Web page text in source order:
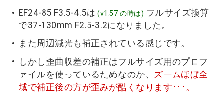
EF24-85 F3.5-4.5は(v1.57 の時は) フルサイズ換算
で37-130mm F2.5-3.2になりました。
また周辺減光も補正されている感じです。
しかし歪曲収差の補正はフルサイズ用のプロフ
ァイルを使っているためなのか、
ズームほぼ全
域で補正後の方が歪みが酷くなります･･･。